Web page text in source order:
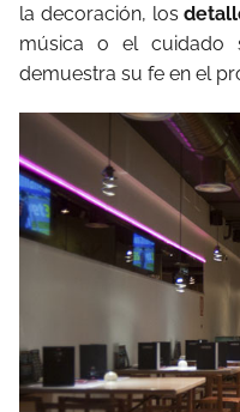
la decoración, los
música o el cuidado
demuestra su fe en el